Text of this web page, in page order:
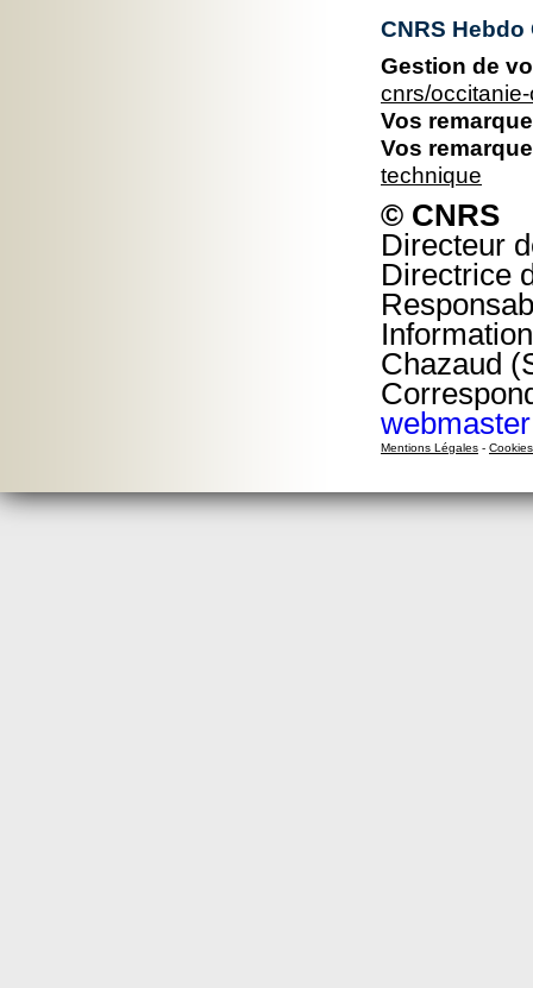
CNRS
Gestion de
cnrs/
Vos
Vos
technique
© CNRS
Directeur
Directrice
Chazaud
Mentions Légales - Cookies